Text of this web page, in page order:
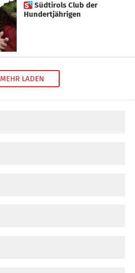
 Südtirols Club der
Hundertjährigen
MEHR LADEN